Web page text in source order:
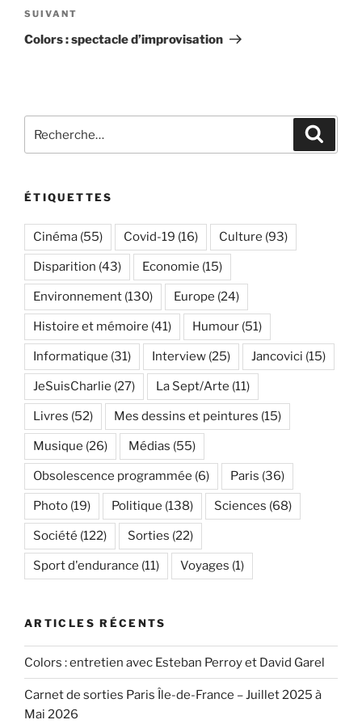
Article
suivant
SUIVANT
Colors : spectacle d’improvisation
pour
ÉTIQUETTES
Cinéma (55) Covid-19 (16) Culture (93)
Disparition (43) Economie (15)
Environnement (130) Europe (24)
Histoire et mémoire (41) Humour (51)
Informatique (31) Interview (25) Jancovici (15)
JeSuisCharlie (27) La Sept/Arte (11)
Livres (52) Mes dessins et peintures (15)
Musique (26) Médias (55)
Obsolescence programmée (6) Paris (36)
Photo (19) Politique (138) Sciences (68)
Société (122) Sorties (22)
Sport d'endurance (11) Voyages (1)
ARTICLES RÉCENTS
Colors : entretien avec Esteban Perroy et David Garel
Carnet de sorties Paris Île-de-France – Juillet 2025 à
Mai 2026